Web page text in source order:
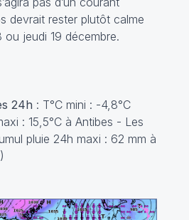
devrait rester plutôt calme
ou jeudi 19 décembre.
24h : T°C mini : -4,8°C
: 15,5°C à Antibes - Les
pluie 24h maxi : 62 mm à